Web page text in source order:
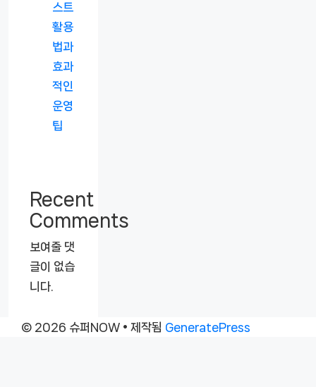
스트
활용
법과
효과
적인
운영
팁
Recent
Comments
보여줄 댓
글이 없습
니다.
© 2026 슈퍼NOW • 제작됨 GeneratePress